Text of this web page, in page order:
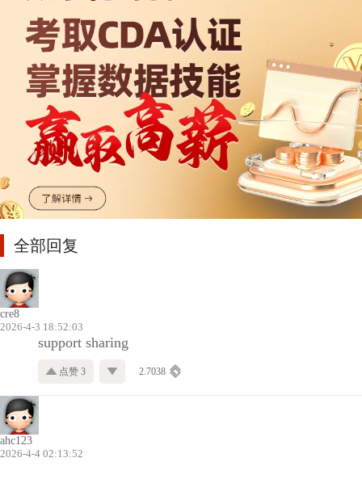
全部回复
cre8
2026-4-3 18:52:03
support sharing
点赞 3 2.7038
ahc123
2026-4-4 02:13:52